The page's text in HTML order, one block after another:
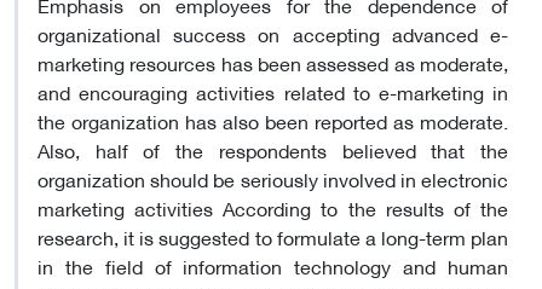
organizational success on accepting advanced e-
marketing resources has been assessed as moderate,
and encouraging activities related to e-marketing in
the organization has also been reported as moderate.
Also, half of the respondents believed that the
organization should be seriously involved in electronic
marketing activities According to the results of the
research, it is suggested to formulate a long-term plan
in the field of information technology and human